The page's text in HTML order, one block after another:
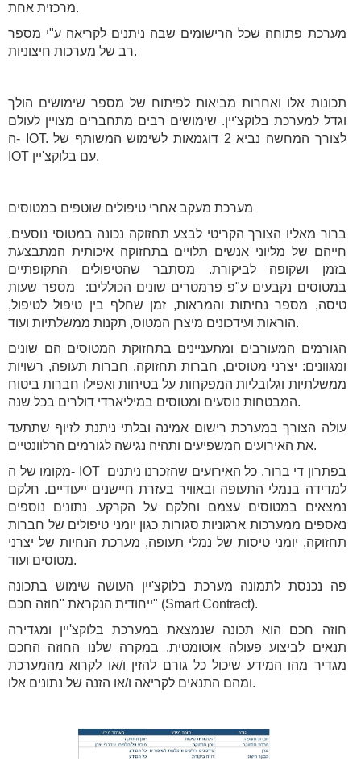
מרכזית אחת.
מערכת פתוחה שכל הרישומים שבה ניתנים לקריאה ע"י מספר
רב של מערכות חיצוניות.
תכונות אלו ואחרות מביאות לפיתוח של מספר שימושים הולך
וגדל למערכת בלוקצ'יין. שימושים רבים מתחברים מצויין לעולם
ה- IOT. לצורך המחשה נביא 2 דוגמאות לשימוש המשותף של
IOT עם בלוקצ'יין.
מערכת מעקב אחרי טיפולים שוטפים במטוסים
ברור מאליו הצורך הקריטי לבצע תחזוקה נכונה במטוסי נוסעים.
חייהם של מליוני אנשים תלויים בתחזוקה איכותית המתבצעת
בזמן ושקופה לביקורת. מסתבר שהטיפולים התקופתיים
במטוסים נקבעים ע"פ פרמטרים שונים הכוללים: מספר שעות
טיסה, מספר נחיתות והמראות, זמן שחלף בין טיפול לטיפול,
הוראות ועידכונים מיצרן המטוס, תקנות ממשלתיות ועוד.
הגורמים המעורבים ומתעניינים בתחזוקת המטוסים הם שונים
ומגוונים: יצרני מטוסים, חברות תחזוקה, חברות תעופה, רשויות
ממשלתיות וגלובליות המפקחות על בטיחות ואפילו חברות ביטוח
המבטחות נוסעים ומטוסים במיליארדי דולרים בכל שנה.
עולה הצורך במערכת רישום אמינה ובלתי ניתנת לזיוף שתתעד
את האירועים המשפיעים ותהיה נגישה לגורמים הרלוונטיים.
מקומו של ה- IOT בפתרון די ברור. כל האירועים שהזכרנו ניתנים
למדידה בנמלי התעופה ובאוויר בעזרת חיישנים ייעודיים. חלקם
נמצאים במטוסים עצמם וחלקם על הקרקע. נתונים נוספים
נאספים ממערכות ארגוניות סגורות כגון יומני טיפולים של חברות
תחזוקה, יומני טיסות של נמלי תעופה, מערכת הנחיות של יצרני
מטוסים ועוד.
פה נכנסת לתמונה מערכת בלוקצ'יין העושה שימוש בתכונה
ייחודית הנקראת "חוזה חכם" (Smart Contract).
חוזה חכם הוא תכונה שנמצאת במערכת בלוקצ'יין ומגדירה
תנאים לביצוע פעולה אוטומטית. במקרה שלנו החוזה החכם
מגדיר מהו המידע שיכול כל גורם להזין ו/או לקרוא מהמערכת
ומהם התנאים לקריאה ו/או הזנה של נתונים אלו.